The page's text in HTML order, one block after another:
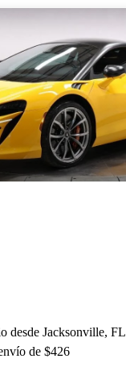
desde Jacksonville, FL
de $426